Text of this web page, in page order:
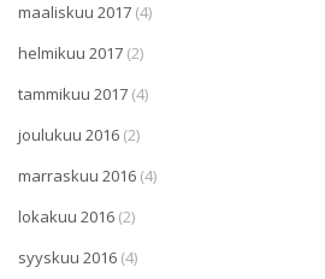
maaliskuu 2017 (4)
helmikuu 2017 (2)
tammikuu 2017 (4)
joulukuu 2016 (2)
marraskuu 2016 (4)
lokakuu 2016 (2)
syyskuu 2016 (4)